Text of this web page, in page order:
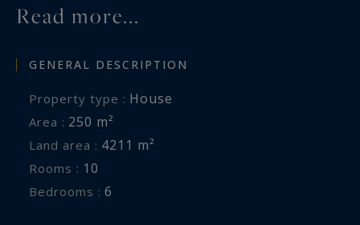
Read more...
GENERAL DESCRIPTION
Property type : House
Area : 250 m²
Land area : 4211 m²
Rooms : 10
Bedrooms : 6